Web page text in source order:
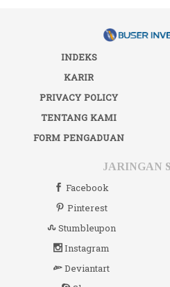
INDEKS
KARIR
PRIVACY POLICY
TENTANG KAMI
FORM PENGADUAN
JARINGAN
Facebook
Pinterest
Stumbleupon
Instagram
Deviantart